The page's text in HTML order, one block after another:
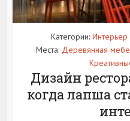
Категории:
Места: Деревянная
Дизайн
когда лапша